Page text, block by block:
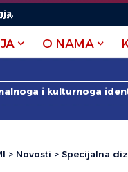
.
O NAMA
i kulturnoga
> Novosti > Specijalna